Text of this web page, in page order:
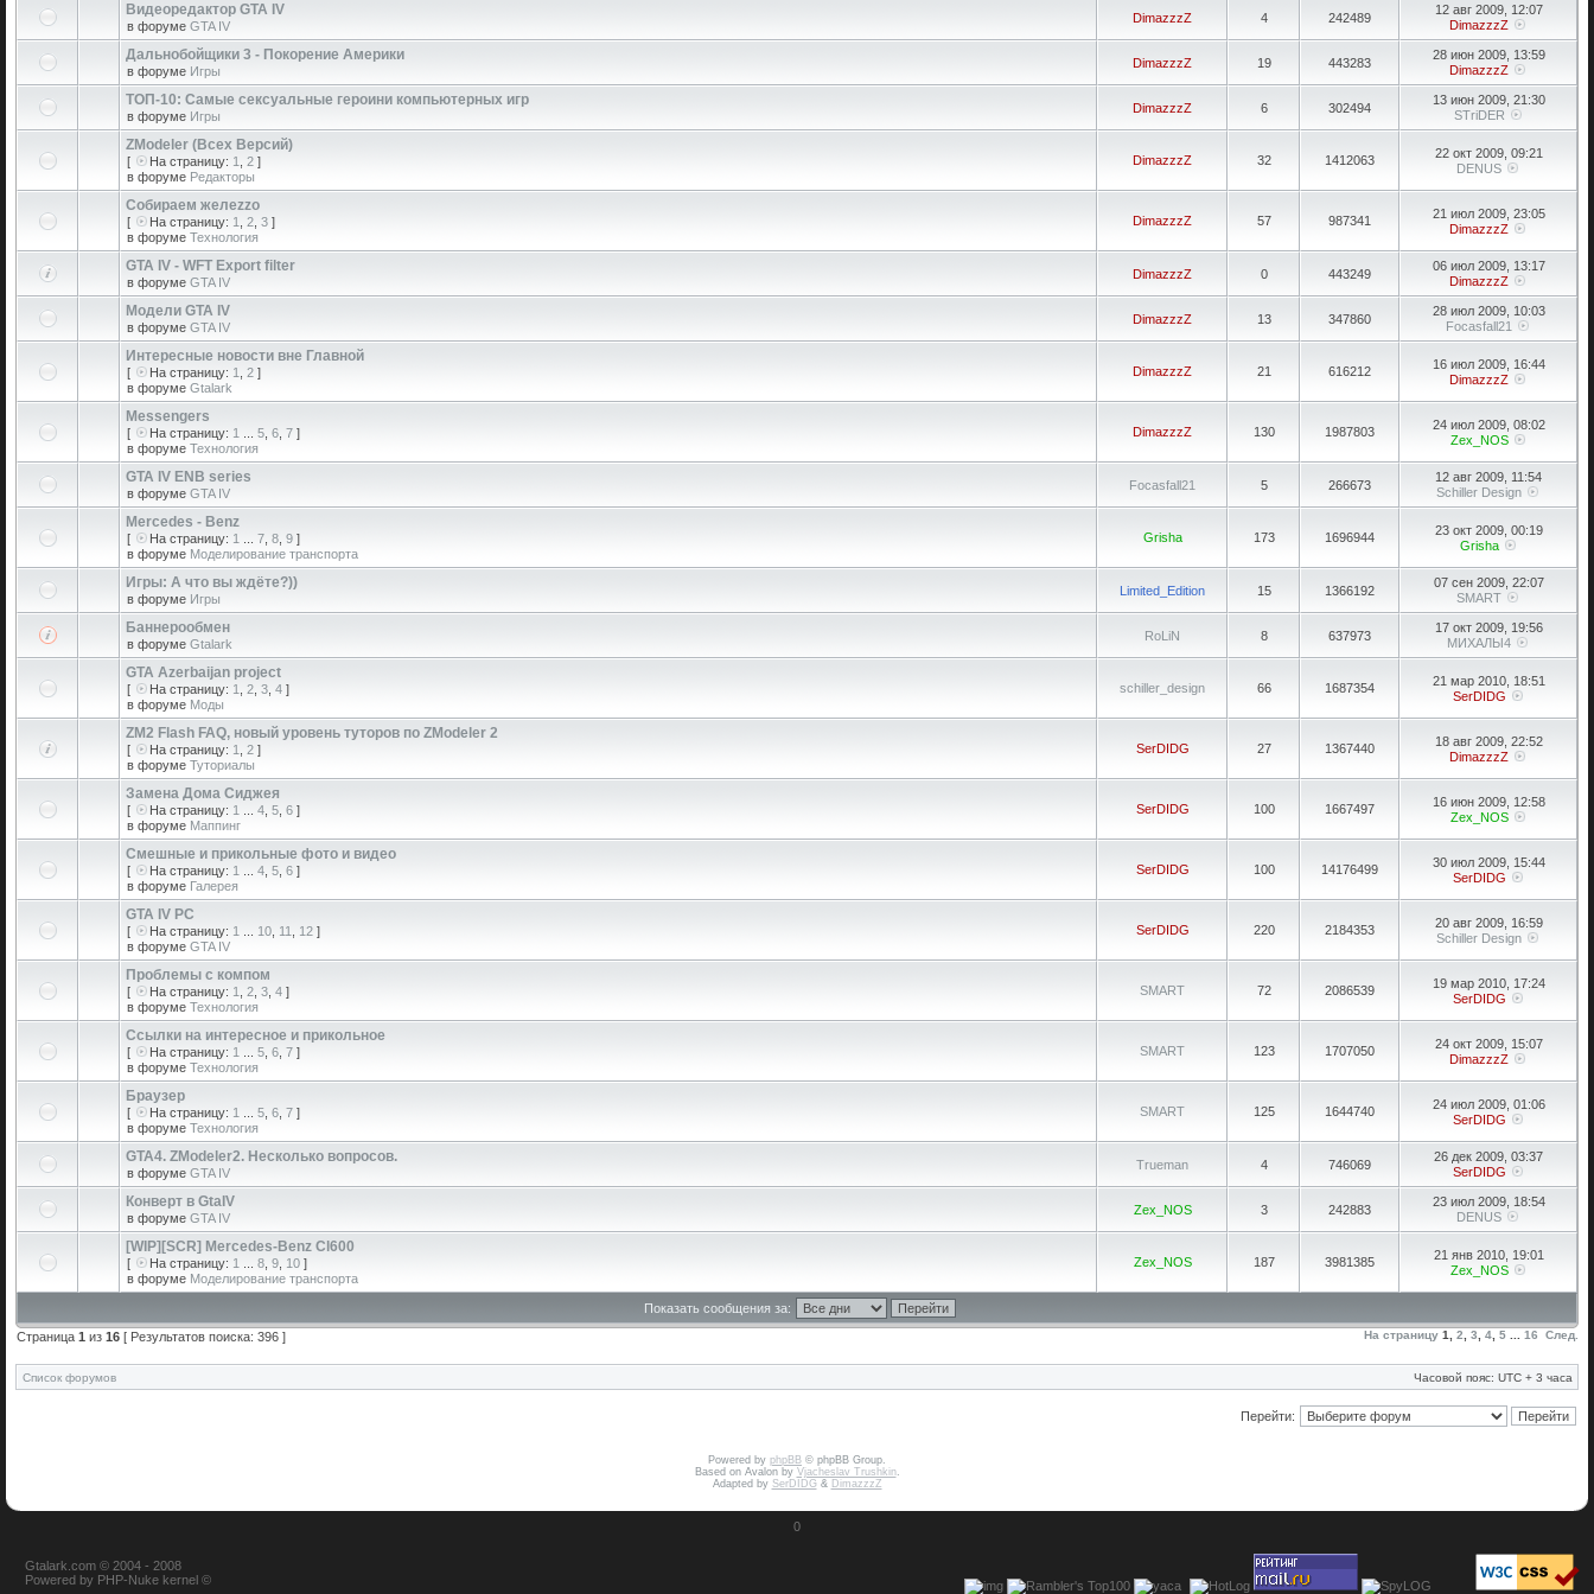
Видеоредактор GTA IV
в форуме GTA IV
DimazzzZ 4 242489
12 авг 2009, 12:07
DimazzzZ
Дальнобойщики 3 - Покорение Америки
в форуме Игры
DimazzzZ 19 443283
28 июн 2009, 13:59
DimazzzZ
ТОП-10: Самые сексуальные героини компьютерных игр
в форуме Игры
DimazzzZ 6 302494
13 июн 2009, 21:30
STriDER
ZModeler (Всех Версий)
[ На страницу: 1 2 ]
в форуме Редакторы
DimazzzZ 32 1412063
22 окт 2009, 09:21
DENUS
Собираем желеzzо
[ На страницу: 1 2 3 ]
в форуме Технология
DimazzzZ 57 987341
21 июл 2009, 23:05
DimazzzZ
GTA IV - WFT Export filter
в форуме GTA IV
DimazzzZ 0 443249
06 июл 2009, 13:17
DimazzzZ
Модели GTA IV
в форуме GTA IV
DimazzzZ 13 347860
28 июл 2009, 10:03
Focasfall21
Интересные новости вне Главной
[ На страницу: 1 2 ]
в форуме Gtalark
DimazzzZ 21 616212
16 июл 2009, 16:44
DimazzzZ
Messengers
[ На страницу: 1 5 6 7 ]
в форуме Технология
DimazzzZ 130 1987803
24 июл 2009, 08:02
Zex_NOS
GTA IV ENB series
в форуме GTA IV
Focasfall21 5 266673
12 авг 2009, 11:54
Schiller Design
Mercedes - Benz
[ На страницу: 1 7 8 9 ]
в форуме Моделирование транспорта
Grisha 173 1696944
23 окт 2009, 00:19
Grisha
Игры: А что вы ждёте?))
в форуме Игры
Limited_Edition 15 1366192
07 сен 2009, 22:07
SMART
Баннерообмен
в форуме Gtalark
RoLiN 8 637973
17 окт 2009, 19:56
МИХАЛЫ4
GTA Azerbaijan project
[ На страницу: 1 2 3 4 ]
в форуме Моды
schiller_design 66 1687354
21 мар 2010, 18:51
SerDIDG
ZM2 Flash FAQ, новый уровень туторов по ZModeler 2
[ На страницу: 1 2 ]
в форуме Туториалы
SerDIDG 27 1367440
18 авг 2009, 22:52
DimazzzZ
Замена Дома Сиджея
[ На страницу: 1 4 5 6 ]
в форуме Маппинг
SerDIDG 100 1667497
16 июн 2009, 12:58
Zex_NOS
Смешные и прикольные фото и видео
[ На страницу: 1 4 5 6 ]
в форуме Галерея
SerDIDG 100 14176499
30 июл 2009, 15:44
SerDIDG
GTA IV PC
[ На страницу: 1 10 11 12 ]
в форуме GTA IV
SerDIDG 220 2184353
20 авг 2009, 16:59
Schiller Design
Проблемы с компом
[ На страницу: 1 2 3 4 ]
в форуме Технология
SMART 72 2086539
19 мар 2010, 17:24
SerDIDG
Ссылки на интересное и прикольное
[ На страницу: 1 5 6 7 ]
в форуме Технология
SMART 123 1707050
24 окт 2009, 15:07
DimazzzZ
Браузер
[ На страницу: 1 5 6 7 ]
в форуме Технология
SMART 125 1644740
24 июл 2009, 01:06
SerDIDG
GTA4. ZModeler2. Несколько вопросов.
в форуме GTA IV
Trueman 4 746069
26 дек 2009, 03:37
SerDIDG
Конверт в GtaIV
в форуме GTA IV
Zex_NOS 3 242883
23 июл 2009, 18:54
DENUS
[WIP][SCR] Mercedes-Benz Cl600
[ На страницу: 1 8 9 10 ]
в форуме Моделирование транспорта
Zex_NOS 187 3981385
21 янв 2010, 19:01
Zex_NOS
Показать сообщения за:
Страница 1 из 16 [ Результатов поиска: 396 ] На страницу 1 2 3 4 5 16 След.
Список форумов Часовой пояс: UTC + 3 часа
Перейти:
Powered by phpBB © phpBB Group.
Based on Avalon by Vjacheslav Trushkin.
Adapted by SerDIDG& DimazzzZ
0
Gtalark.com © 2004 - 2008
Powered by PHP-Nuke kernel ©